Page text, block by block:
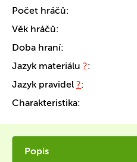
Počet hráčů:
Věk hráčů:
Doba hraní:
Jazyk materiálu ?:
Jazyk pravidel ?:
Charakteristika:
Popis